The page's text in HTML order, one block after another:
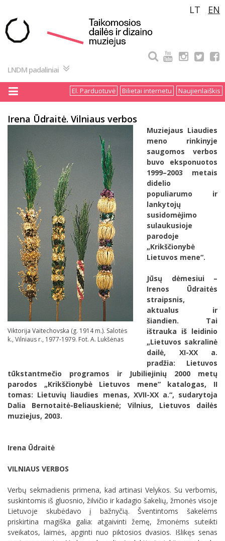
turinio
LT EN
LNDM padaliniai
Naujienlaiškis
Bilietai internetu
El. Parduotuvė
Irena Ūdraitė. Vilniaus verbos
Viktorija Vaitechovska (g. 1914 m.). Salotės
k., Vilniaus r., 1977-1979. Fot. A. Lukšėnas
Muziejaus Liaudies
meno rinkinyje
saugomos verbos
buvo eksponuotos
1999–2003 metais
didelio
populiarumo ir
lankytojų
susidomėjimo
sulaukusioje
parodoje
„Krikščionybė
Lietuvos mene“.
Jūsų dėmesiui –
Irenos Ūdraitės
straipsnis,
aktualus ir
šiandien. Tai
ištrauka iš leidinio
„Lietuvos sakralinė
dailė, XI-XX a.
pradžia: Lietuvos
tūkstantmečio programos ir Jubiliejinių 2000 metų
parodos „Krikščionybė Lietuvos mene“ katalogas, II
tomas: Lietuvių liaudies menas, XVII-XX a.“, sudarytoja
Dalia Bernotaitė-Beliauskienė; Vilnius, Lietuvos dailės
muziejus, 2003.
Irena Ūdraitė
VILNIAUS VERBOS
Verbų sekmadienis primena, kad artinasi Velykos. Su verbomis,
suskintomis iš gluosnio, žilvičio ir kadagio šakelių, žmonės visoje
Lietuvoje skubėdavo į bažnyčią. Šventintoms šakelėms
priskirtina magiška galia: atgaivinti žemę, žmonėms suteikti
sveikatos, laimės, apginti nuo piktosios dvasios. Išlikęs senas